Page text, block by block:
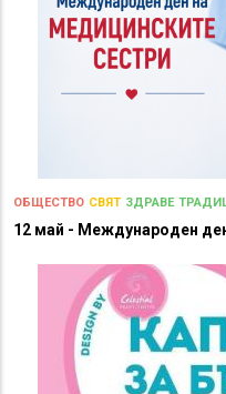
ОБЩЕСТВО СВЯТ ЗДРАВЕ
12 май - Международен